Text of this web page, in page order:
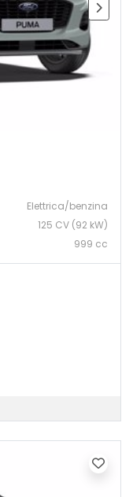
Elettrica/benzina
125 CV (92 kW)
999 cc